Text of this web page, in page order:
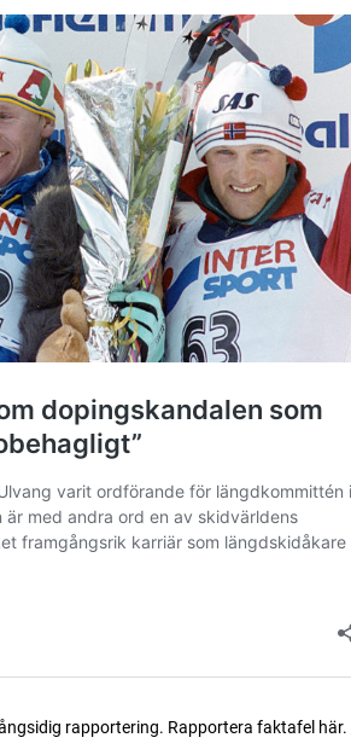
rapportering. Rapportera faktafel här.